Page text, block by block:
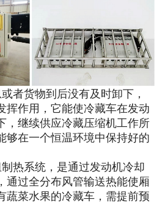
者货物到后没有及时卸下，
挥作用，它能使冷藏车在发动
，继续供应冷藏压缩机工作所
够在一个恒温环境中保持好的
热系统，是通过发动机冷却
通过全分布风管输送热能使厢
蔬菜水果的冷藏车，需提前预